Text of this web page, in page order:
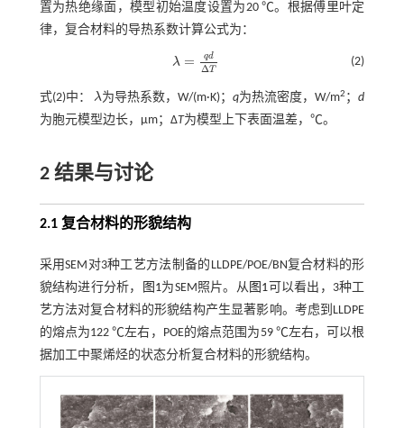
置为热绝缘面，模型初始温度设置为20 ℃。根据傅里叶定
律，复合材料的导热系数计算公式为：
λ = qd
ΔT
λ= qd ΔT (2)
式(2)中： λ
λ 为导热系数，W/(m·K)；q为热流密度，W/m2 ；d
为胞元模型边长，μm；ΔT为模型上下表面温差，℃。
2 结果与讨论
2.1 复合材料的形貌结构
采用SEM对3种工艺方法制备的LLDPE/POE/BN复合材料的形
貌结构进行分析，
图1为SEM照片。从图1 可以看出，3种工
艺方法对复合材料的形貌结构产生显著影响。考虑到LLDPE
的熔点为122 ℃左右，POE的熔点范围为59 ℃左右，可以根
据加工中聚烯烃的状态分析复合材料的形貌结构。